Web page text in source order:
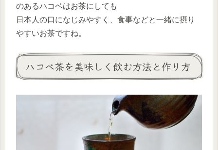
のあるハコベはお茶にしても
日本人の口になじみやすく、食事などと一緒に摂り
やすいお茶ですね。
ハコベ茶を美味しく飲む方法と作り方